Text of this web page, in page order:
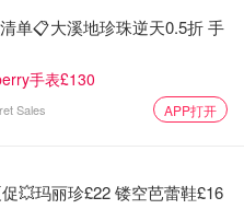
单📋大溪地珍珠逆天0.5折 手
手表£130
Sales APP打开
💥玛丽珍£22 镂空芭蕾鞋£16